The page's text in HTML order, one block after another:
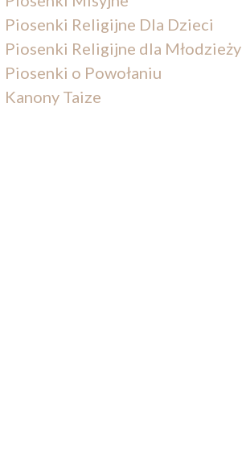
Piosenki Religijne Dla Dzieci
Piosenki Religijne dla Młodzieży
Piosenki o Powołaniu
Kanony Taize